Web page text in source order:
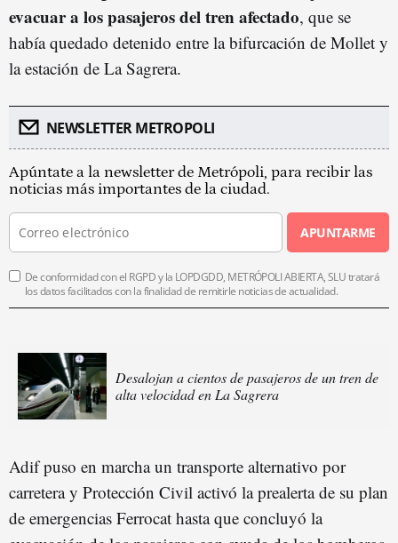
evacuar a los pasajeros del tren afectado, que se
había quedado detenido entre la bifurcación de Mollet y
la estación de La Sagrera.
NEWSLETTER METROPOLI
Apúntate a la newsletter de Metrópoli, para recibir las
noticias más importantes de la ciudad.
APUNTARME
De conformidad con el RGPD y la LOPDGDD, METRÓPOLI ABIERTA, SLU tratará
los datos facilitados con la finalidad de remitirle noticias de actualidad.
Desalojan a cientos de pasajeros de un tren de
alta velocidad en La Sagrera
Adif puso en marcha un transporte alternativo por
carretera y Protección Civil activó la prealerta de su plan
de emergencias Ferrocat hasta que concluyó la